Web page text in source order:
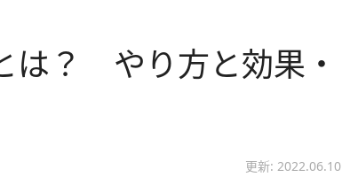
は？ やり方と効果・
更新: 2022.06.10